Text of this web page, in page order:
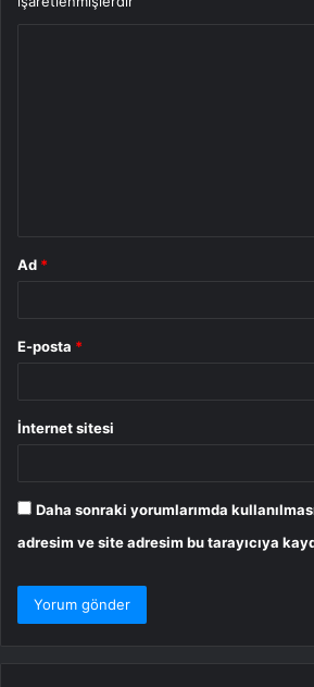
Ad *
E-posta *
İnternet sitesi
Daha sonraki yorumlarımda
adresim ve site adresim bu tarayıcıya